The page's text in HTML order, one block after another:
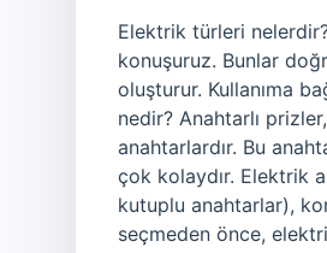
Elektrik türleri
konuşuruz. Bunlar
oluşturur. Kullanıma
nedir? Anahtarlı
anahtarlardır. Bu
çok kolaydır. Elektrik
kutuplu anahtarlar),
seçmeden önce,